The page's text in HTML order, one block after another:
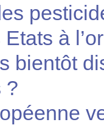
à
bientôt
?